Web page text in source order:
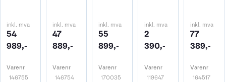
inkl. mva
54
989,-
Varenr
146755
inkl. mva
47
889,-
Varenr
146754
inkl. mva
55
899,-
Varenr
170035
inkl. mva
2
390,-
Varenr
119647
inkl. mva
77
389,-
Varenr
164517